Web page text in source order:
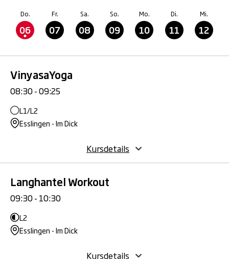
Do.
06
Fr.
07
Sa.
08
So.
09
Mo.
10
Di.
11
Mi.
12
VinyasaYoga
08:30 - 09:25
L1/L2
Esslingen - Im Dick
Kursdetails
Langhantel Workout
09:30 - 10:30
L2
Esslingen - Im Dick
Kursdetails